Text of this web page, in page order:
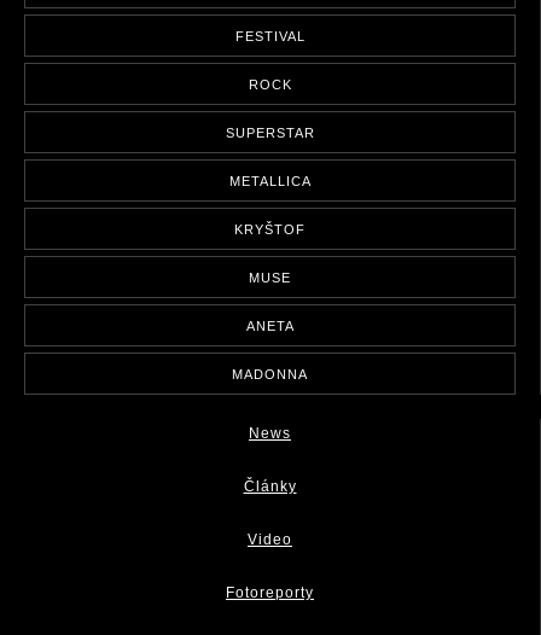
FESTIVAL
ROCK
SUPERSTAR
METALLICA
KRYŠTOF
MUSE
ANETA
MADONNA
News
Články
Video
Fotoreporty